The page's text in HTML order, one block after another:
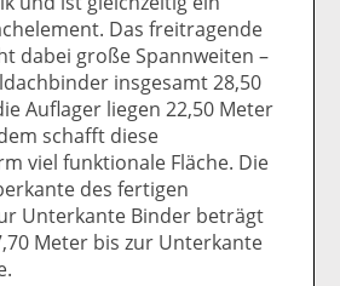
Das freitragende
dabei große Spannweiten –
insgesamt 28,50
Auflager liegen 22,50 Meter
schafft diese
viel funktionale Fläche. Die
des fertigen
Unterkante Binder beträgt
Meter bis zur Unterkante